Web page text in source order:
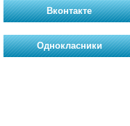
Вконтакте
Однокласники